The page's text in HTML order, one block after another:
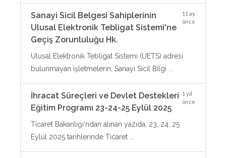
Sanayi Sicil Belgesi Sahiplerinin
Ulusal Elektronik Tebligat Sistemi'ne
Geçiş Zorunluluğu Hk.
11 ay
önce
Ulusal Elektronik Tebligat Sistemi (UETS) adresi
bulunmayan işletmelerin, Sanayi Sicil Bilgi ...
İhracat Süreçleri ve Devlet Destekleri
Eğitim Programı 23-24-25 Eylül 2025
1 yıl
önce
Ticaret Bakanlığı'ndan alınan yazıda, 23, 24, 25
Eylül 2025 tarihlerinde Ticaret ...